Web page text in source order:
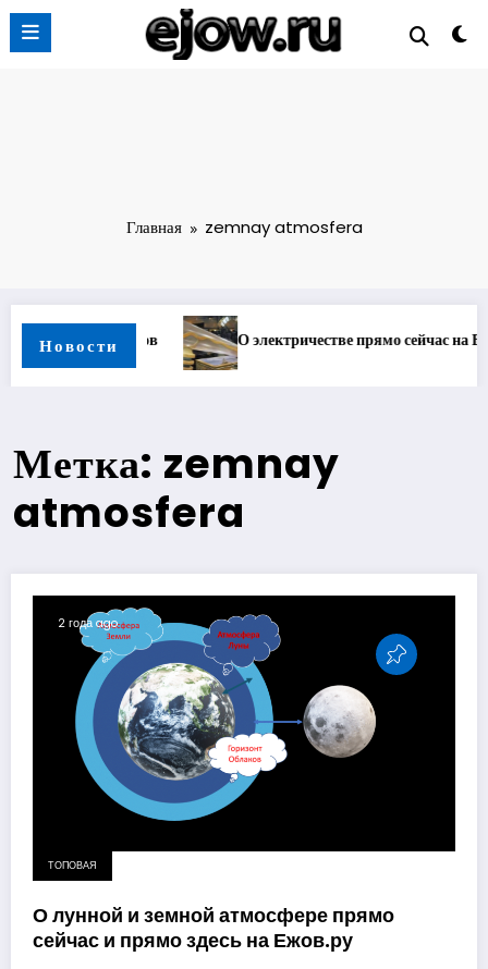
Перейти
содержимому
Главная zemnay atmosfera
Новости
О электричестве прямо сейчас на Ежов.ру О лунной и
Метка: zemnay
atmosfera
2 года ago
ТОПОВАЯ
О лунной и земной атмосфере прямо
сейчас и прямо здесь на Ежов.ру